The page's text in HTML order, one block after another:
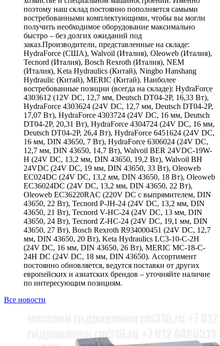
поэтому наш склад постоянно пополняется самыми
востребованными комплектующими, чтобы вы могли
получить необходимое оборудование максимально
быстро – без долгих ожиданий под
заказ.Производители, представленные на складе:
HydraForce (США), Walvoil (Италия), Oleoweb (Италия),
Tecnord (Италия), Bosch Rexroth (Италия), NEM
(Италия), Keta Hydraulics (Китай), Ningbo Hanshang
Hydraulic (Китай), MERIC (Китай). Наиболее
востребованные позиции (всегда на складе): HydraForce
4303612 (12V DC, 12,7 мм, Deutsch DT04-2P, 16,33 Вт),
HydraForce 4303624 (24V DC, 12,7 мм, Deutsch DT04-2P,
17,07 Вт), HydraForce 4303724 (24V DC, 16 мм, Deutsch
DT04-2P, 20,31 Вт), HydraForce 4304724 (24V DC, 16 мм,
Deutsch DT04-2P, 26,4 Вт), HydraForce 6451624 (24V DC,
16 мм, DIN 43650, 7 Вт), HydraForce 6306024 (24V DC,
12,7 мм, DIN 43650, 14,7 Вт), Walvoil BER 24VDC-19W-
H (24V DC, 13,2 мм, DIN 43650, 19,2 Вт), Walvoil BH
24VDC (24V DC, 19 мм, DIN 43650, 33 Вт), Oleoweb
EC024DC (24V DC, 13,2 мм, DIN 43650, 18 Вт), Oleoweb
EC36024DC (24V DC, 13,2 мм, DIN 43650, 22 Вт),
Oleoweb EC36220RAC (220V DC с выпрямителем, DIN
43650, 22 Вт), Tecnord P-JH-24 (24V DC, 13,2 мм, DIN
43650, 21 Вт), Tecnord V-HC-24 (24V DC, 13 мм, DIN
43650, 24 Вт), Tecnord Z-HC-24 (24V DC, 19,1 мм, DIN
43650, 27 Вт), Bosch Rexroth R934000451 (24V DC, 12,7
мм, DIN 43650, 20 Вт), Keta Hydraulics LC3-10-C-2H
(24V DC, 16 мм, DIN 43650, 26 Вт), MERIC MC-18-C-
24H DC (24V DC, 18 мм, DIN 43650). Ассортимент
постоянно обновляется, ведутся поставки от других
европейских и азиатских брендов – уточняйте наличие
по интересующим позициям.
Все новости